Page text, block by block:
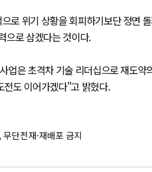
로 위기 상황을 회피하기보단 정면
으로 삼겠다는 것이다.
업은 초격차 기술 리더십으로 재도
전도 이어가겠다"고 밝혔다.
단전재·재배포 금지